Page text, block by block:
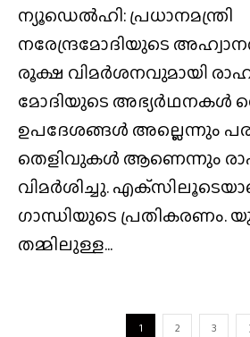
ന്യൂഡെൽഹി: പ്രധാനമന്ത്രി
നരേന്ദ്രമോദിയുടെ
രൂക്ഷ വിമർശനവുമായി
മോദിയുടെ അഭ്യർഥനകൾ
ഉപദേശങ്ങൾ അല്ലെന്നും
തെളിവുകൾ ആണെന്നും
വിമർശിച്ചു.
ഗാന്ധിയുടെ
തമ്മിലുള്ള...
1 2 3